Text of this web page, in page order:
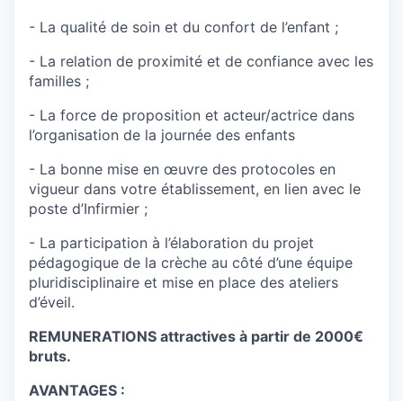
- La qualité de soin et du confort de l’enfant ;
- La relation de proximité et de confiance avec les
familles ;
- La force de proposition et acteur/actrice dans
l’organisation de la journée des enfants
- La bonne mise en œuvre des protocoles en
vigueur dans votre établissement, en lien avec le
poste d’Infirmier ;
- La participation à l’élaboration du projet
pédagogique de la crèche au côté d’une équipe
pluridisciplinaire et mise en place des ateliers
d’éveil.
REMUNERATIONS attractives à partir de 2000€
bruts.
AVANTAGES :